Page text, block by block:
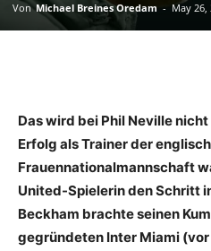
Von Michael Breines Oredam - May 26,
Das wird bei Phil Neville
Erfolg als Trainer der
Frauennationalmannschaft
United-Spielerin den Schritt
Beckham brachte seinen
gegründeten Inter Miami